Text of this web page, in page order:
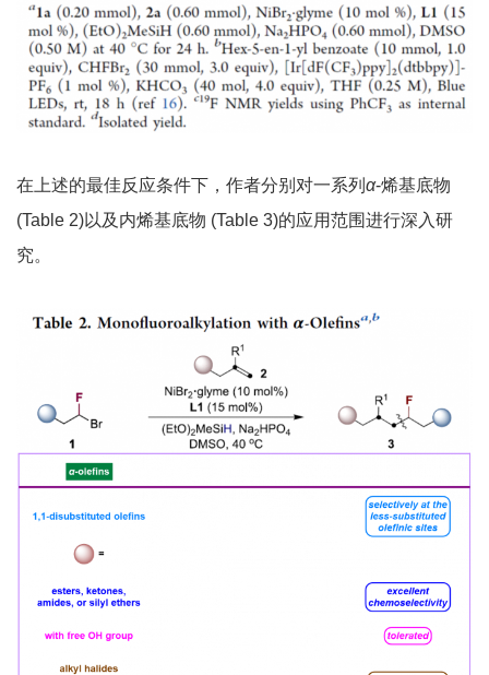
在上述的最佳反应条件下，作者分别对一系列 α-烯基底物
(Table 2)以及内烯基底物 (Table 3)的应用范围进行深入研
究。